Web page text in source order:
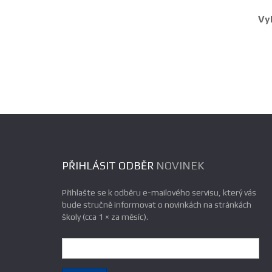
PŘIHLÁSIT ODBĚR NOVINEK
Přihlašte se k odběru e-mailového servisu, který vás
bude stručně informovat o novinkách na stránkách
školy (cca 1 × za měsíc).